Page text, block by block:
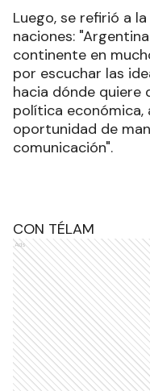
Luego, se refirió a
naciones:
continente en
por escuchar las
hacia dónde quiere
política económica,
oportunidad de
comunicación".
CON TÉLAM
Ads